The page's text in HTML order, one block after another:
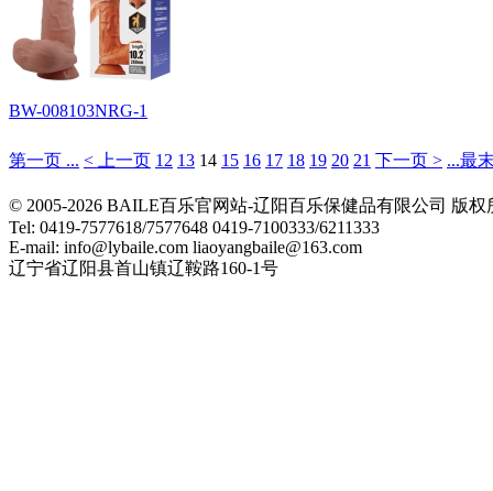
BW-008103NRG-1
第一页 ... < 上一页 12 13 14 15 16 17 18 19 20 21 下一页 > ...最
© 2005-2026 BAILE百乐官网站-辽阳百乐保健品有限公司 版
Tel: 0419-7577618/7577648 0419-7100333/6211333
E-mail: info@lybaile.com liaoyangbaile@163.com
辽宁省辽阳县首山镇辽鞍路160-1号